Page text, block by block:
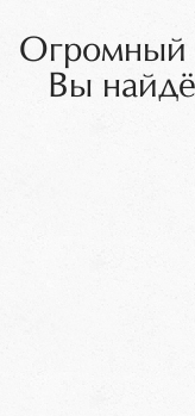
Огромный
Вы